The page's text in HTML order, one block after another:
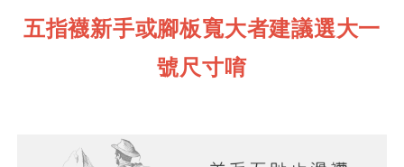
五指襪新手或腳板寬大者建議選大一
號尺寸唷